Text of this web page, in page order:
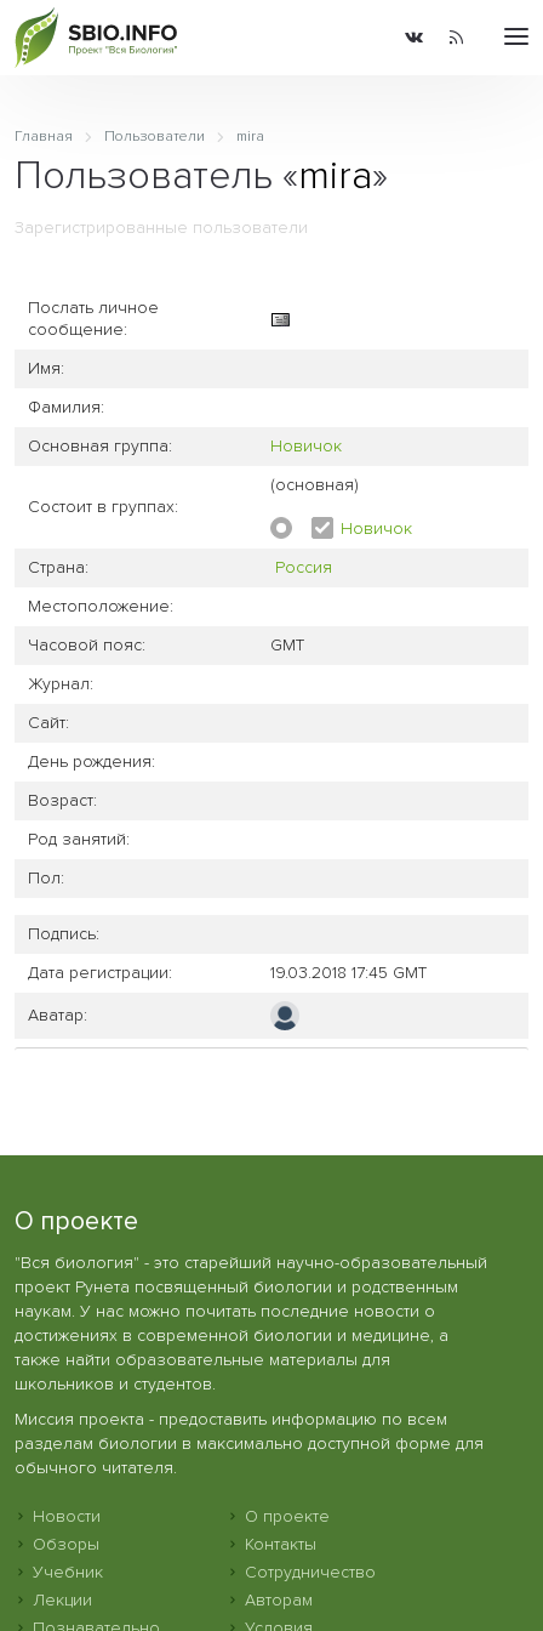
Главная Пользователи mira
Пользователь «mira»
Зарегистрированные пользователи
Послать личное
сообщение:
Имя:
Фамилия:
Основная группа:
Новичок
Состоит в группах:
(основная)
Новичок
Страна:
Россия
Местоположение:
Часовой пояс:
GMT
Журнал:
Сайт:
День рождения:
Возраст:
Род занятий:
Пол:
Подпись:
Дата регистрации:
19.03.2018 17:45 GMT
Аватар:
О проекте
"Вся биология" - это старейший научно-образовательный
проект Рунета посвященный биологии и родственным
наукам. У нас можно почитать последние новости о
достижениях в современной биологии и медицине, а
также найти образовательные материалы для
школьников и студентов.
Миссия проекта - предоставить информацию по всем
разделам биологии в максимально доступной форме для
обычного читателя.
Новости
Обзоры
Учебник
Лекции
О проекте
Контакты
Сотрудничество
Авторам